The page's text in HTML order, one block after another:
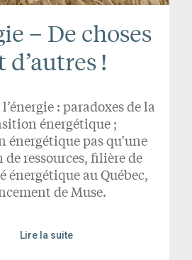
– De choses
d’autres !
: paradoxes de la
énergétique ;
pas qu’une
ressources, filière de
énergétique au Québec,
de Muse.
Lire la suite